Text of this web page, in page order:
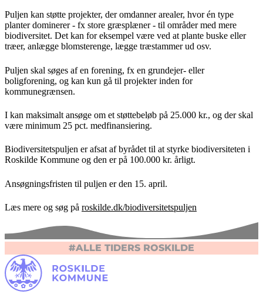
Puljen kan støtte projekter, der omdanner arealer, hvor én type
planter dominerer - fx store græsplæner - til områder med mere
biodiversitet. Det kan for eksempel være ved at plante buske eller
træer, anlægge blomsterenge, lægge træstammer ud osv.
Puljen skal søges af en forening, fx en grundejer- eller
boligforening, og kan kun gå til projekter inden for
kommunegrænsen.
I kan maksimalt ansøge om et støttebeløb på 25.000 kr., og der skal
være minimum 25 pct. medfinansiering.
Biodiversitetspuljen er afsat af byrådet til at styrke biodiversiteten i
Roskilde Kommune og den er på 100.000 kr. årligt.
Ansøgningsfristen til puljen er den 15. april.
Læs mere og søg på roskilde.dk/biodiversitetspuljen
#ALLE TIDERS ROSKILDE